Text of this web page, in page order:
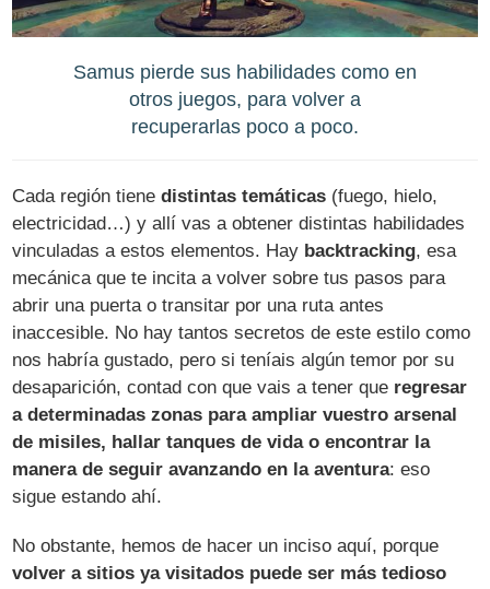
Samus pierde sus habilidades como en
otros juegos, para volver a
recuperarlas poco a poco.
Cada región tienedistintas temáticas (fuego, hielo,
electricidad…) y allí vas a obtener distintas habilidades
vinculadas a estos elementos. Hay backtracking, esa
mecánica que te incita a volver sobre tus pasos para
abrir una puerta o transitar por una ruta antes
inaccesible. No hay tantos secretos de este estilo como
nos habría gustado, pero si teníais algún temor por su
desaparición, contad con que vais a tener que regresar
a determinadas zonas para ampliar vuestro arsenal
de misiles, hallar tanques de vida o encontrar la
manera de seguir avanzando en la aventura: eso
sigue estando ahí.
No obstante, hemos de hacer un inciso aquí, porque
volver a sitios ya visitados puede ser más tedioso